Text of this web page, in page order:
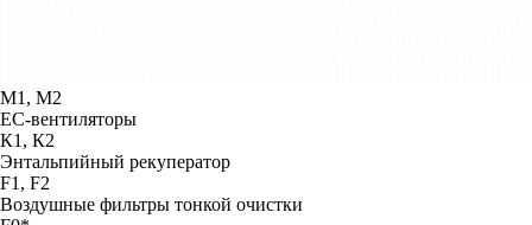
М1, М2
ЕС-вентиляторы
К1, К2
Энтальпийный рекуператор
F1, F2
Воздушные фильтры тонкой очистки